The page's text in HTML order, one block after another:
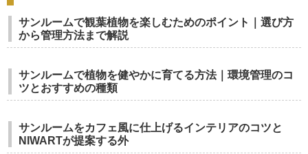
サンルームで観葉植物を楽しむためのポイント｜選び方
から管理方法まで解説
サンルームで植物を健やかに育てる方法｜環境管理のコ
ツとおすすめの種類
サンルームをカフェ風に仕上げるインテリアのコツと
NIWARTが提案する外